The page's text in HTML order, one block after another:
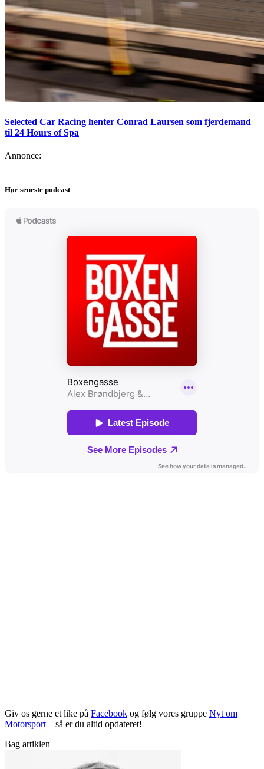
Selected Car Racing henter Conrad Laursen som fjerdemand
til 24 Hours of Spa
Annonce:
Hør seneste podcast
Giv os gerne et like på Facebook og følg vores gruppe Nyt om
Motorsport – så er du altid opdateret!
Bag artiklen